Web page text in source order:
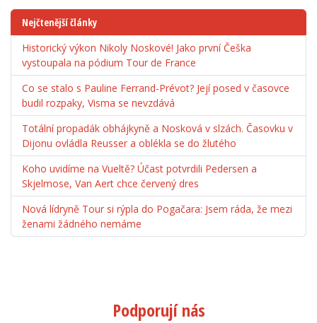
Nejčtenější články
Historický výkon Nikoly Noskové! Jako první Češka
vystoupala na pódium Tour de France
Co se stalo s Pauline Ferrand-Prévot? Její posed v časovce
budil rozpaky, Visma se nevzdává
Totální propadák obhájkyně a Nosková v slzách. Časovku v
Dijonu ovládla Reusser a oblékla se do žlutého
Koho uvidíme na Vueltě? Účast potvrdili Pedersen a
Skjelmose, Van Aert chce červený dres
Nová lídryně Tour si rýpla do Pogačara: Jsem ráda, že mezi
ženami žádného nemáme
Podporují nás